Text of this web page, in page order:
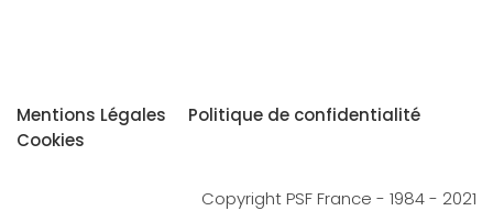
Mentions Légales
Politique de confidentialité
Cookies
Copyright PSF France - 1984 - 2021